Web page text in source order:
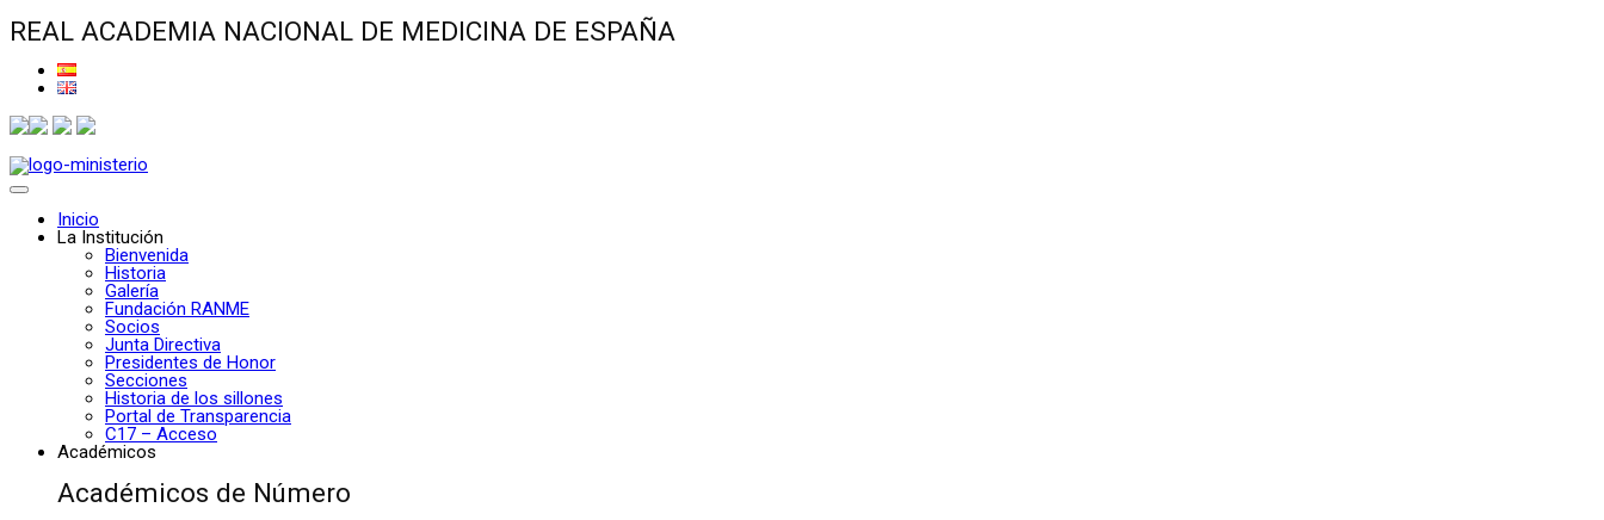
REAL ACADEMIA NACIONAL DE MEDICINA DE ESPAÑA
Inicio
La Institución
Bienvenida
Historia
Galería
Fundación RANME
Socios
Junta Directiva
Presidentes de Honor
Secciones
Historia de los sillones
Portal de Transparencia
C17 – Acceso
Académicos
Académicos de Número